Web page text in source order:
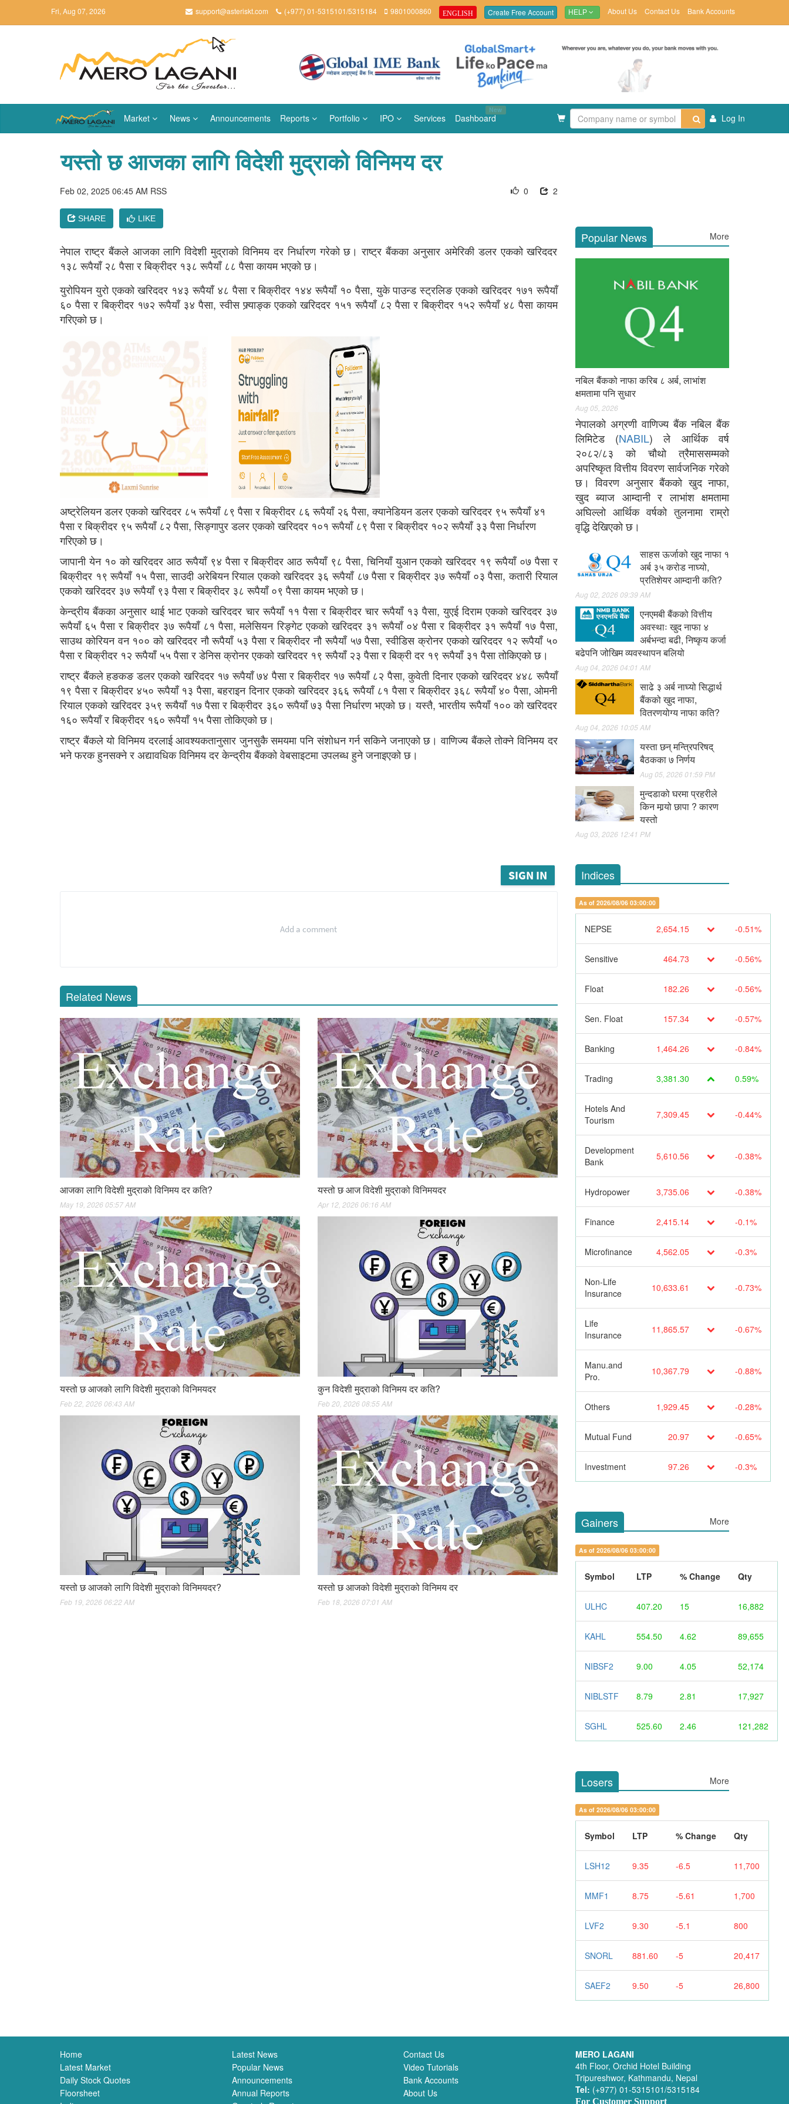
Fri, Aug 07, 2026 support@asteriskt.com (+977) 01-5315101/5315184 9801000860 ENGLISH Create Free Account HELP About Us Contact Us Bank Accounts
Market News Announcements Reports Portfolio IPO Services Dashboard
New
Log In
यस्तो छ आजका लागि विदेशी मुद्राको विनिमय दर
Feb 02, 2025 06:45 AM RSS 2
0
SHARE LIKE
नेपाल राष्ट्र बैंकले आजका लागि विदेशी मुद्राको विनिमय दर निर्धारण गरेको छ। राष्ट्र बैंकका अनुसार अमेरिकी डलर एकको खरिददर
१३८ रूपैयाँ २८ पैसा र बिक्रीदर १३८ रूपैयाँ ८८ पैसा कायम भएको छ।
युरोपियन युरो एकको खरिददर १४३ रूपैयाँ ४८ पैसा र बिक्रीदर १४४ रूपैयाँ १० पैसा, युके पाउन्ड स्ट्रलिङ एकको खरिददर १७१ रूपैयाँ
६० पैसा र बिक्रीदर १७२ रूपैयाँ ३४ पैसा, स्वीस फ्र्याङ्क एकको खरिददर १५१ रूपैयाँ ८२ पैसा र बिक्रीदर १५२ रूपैयाँ ४८ पैसा कायम
गरिएको छ।
अष्ट्रेलियन डलर एकको खरिददर ८५ रूपैयाँ ८९ पैसा र बिक्रीदर ८६ रूपैयाँ २६ पैसा, क्यानेडियन डलर एकको खरिददर ९५ रूपैयाँ ४१
पैसा र बिक्रीदर ९५ रूपैयाँ ८२ पैसा, सिङ्गापुर डलर एकको खरिददर १०१ रूपैयाँ ८९ पैसा र बिक्रीदर १०२ रूपैयाँ ३३ पैसा निर्धारण
गरिएको छ।
जापानी येन १० को खरिददर आठ रूपैयाँ ९४ पैसा र बिक्रीदर आठ रूपैयाँ ९८ पैसा, चिनियाँ युआन एकको खरिददर १९ रूपैयाँ ०७ पैसा र
बिक्रीदर १९ रूपैयाँ १५ पैसा, साउदी अरेबियन रियाल एकको खरिददर ३६ रूपैयाँ ८७ पैसा र बिक्रीदर ३७ रूपैयाँ ०३ पैसा, कतारी रियाल
एकको खरिददर ३७ रूपैयाँ ९३ पैसा र बिक्रीदर ३८ रूपैयाँ ०९ पैसा कायम भएको छ।
केन्द्रीय बैंकका अनुसार थाई भाट एकको खरिददर चार रूपैयाँ ११ पैसा र बिक्रीदर चार रूपैयाँ १३ पैसा, युएई दिराम एकको खरिददर ३७
रूपैयाँ ६५ पैसा र बिक्रीदर ३७ रूपैयाँ ८१ पैसा, मलेसियन रिङ्गेट एकको खरिददर ३१ रूपैयाँ ०४ पैसा र बिक्रीदर ३१ रूपैयाँ १७ पैसा,
साउथ कोरियन वन १०० को खरिददर नौ रूपैयाँ ५३ पैसा र बिक्रीदर नौ रूपैयाँ ५७ पैसा, स्वीडिस क्रोनर एकको खरिददर १२ रूपैयाँ ५०
पैसा र बिक्रीदर १२ रूपैयाँ ५५ पैसा र डेनिस क्रोनर एकको खरिददर १९ रूपैयाँ २३ पैसा र बिक्री दर १९ रूपैयाँ ३१ पैसा तोकिएको छ।
राष्ट्र बैंकले हङकङ डलर एकको खरिददर १७ रूपैयाँ ७४ पैसा र बिक्रीदर १७ रूपैयाँ ८२ पैसा, कुवेती दिनार एकको खरिददर ४४८ रूपैयाँ
१९ पैसा र बिक्रीदर ४५० रूपैयाँ १३ पैसा, बहराइन दिनार एकको खरिददर ३६६ रूपैयाँ ८१ पैसा र बिक्रीदर ३६८ रूपैयाँ ४० पैसा, ओमनी
रियाल एकको खरिददर ३५९ रूयैयाँ १७ पैसा र बिक्रीदर ३६० रूपैयाँ ७३ पैसा निर्धारण भएको छ। यस्तै, भारतीय रूपैयाँ १०० को खरिददर
१६० रूपैयाँ र बिक्रीदर १६० रूपैयाँ १५ पैसा तोकिएको छ।
राष्ट्र बैंकले यो विनिमय दरलाई आवश्यकतानुसार जुनसुकै समयमा पनि संशोधन गर्न सकिने जनाएको छ। वाणिज्य बैंकले तोक्ने विनिमय दर
भने फरक हुनसक्ने र अद्यावधिक विनिमय दर केन्द्रीय बैंकको वेबसाइटमा उपलब्ध हुने जनाइएको छ।
SIGN IN
Add a comment
Related News
आजका लागि विदेशी मुद्राको विनिमय दर कति?
May 19, 2026 05:57 AM
यस्तो छ आज विदेशी मुद्राको विनिमयदर
Apr 12, 2026 06:16 AM
यस्तो छ आजको लागि विदेशी मुद्राको विनिमयदर
Feb 22, 2026 06:43 AM
कुन विदेशी मुद्राको विनिमय दर कति?
Feb 20, 2026 08:55 AM
यस्तो छ आजको लागि विदेशी मुद्राको विनिमयदर?
Feb 19, 2026 06:22 AM
यस्तो छ आजको विदेशी मुद्राको विनिमय दर
Feb 18, 2026 07:01 AM
Popular News More
नबिल बैंकको नाफा करिब ८ अर्ब, लाभांश
क्षमतामा पनि सुधार
Aug 05, 2026
नेपालको अग्रणी वाणिज्य बैंक नबिल बैंक
लिमिटेड (NABIL) ले आर्थिक वर्ष
२०८२/८३ को चौथो त्रैमाससम्मको
अपरिष्कृत वित्तीय विवरण सार्वजनिक गरेको
छ। विवरण अनुसार बैंकको खुद नाफा,
खुद ब्याज आम्दानी र लाभांश क्षमतामा
अघिल्लो आर्थिक वर्षको तुलनामा राम्रो
वृद्धि देखिएको छ।
साहस ऊर्जाको खुद नाफा १
अर्ब ३५ करोड नाघ्यो,
प्रतिशेयर आम्दानी कति?
Aug 02, 2026 09:39 AM
एनएमबी बैंकको वित्तीय
अवस्थाः खुद नाफा ४
अर्बभन्दा बढी, निष्कृय कर्जा
बढेपनि जोखिम व्यवस्थापन बलियो
Aug 04, 2026 04:01 AM
साढे ३ अर्ब नाघ्यो सिद्धार्थ
बैंकको खुद नाफा,
वितरणयोग्य नाफा कति?
Aug 04, 2026 10:05 AM
यस्ता छन् मन्त्रिपरिषद्
बैठकका ७ निर्णय
Aug 05, 2026 01:59 PM
मुन्दडाको घरमा प्रहरीले
किन मार्‍यो छापा ? कारण
यस्तो
Aug 03, 2026 12:41 PM
Indices
As of 2026/08/06 03:00:00
NEPSE 2,654.15 -0.51%
Sensitive 464.73 -0.56%
Float 182.26 -0.56%
Sen. Float 157.34 -0.57%
Banking 1,464.26 -0.84%
Trading 3,381.30 0.59%
Hotels And
Tourism
7,309.45 -0.44%
Development
Bank
5,610.56 -0.38%
Hydropower 3,735.06 -0.38%
Finance 2,415.14 -0.1%
Microfinance 4,562.05 -0.3%
Non-Life
Insurance
10,633.61 -0.73%
Life
Insurance
11,865.57 -0.67%
Manu.and
Pro.
10,367.79 -0.88%
Others 1,929.45 -0.28%
Mutual Fund 20.97 -0.65%
Investment 97.26 -0.3%
Gainers More
As of 2026/08/06 03:00:00
Symbol LTP % Change Qty
ULHC 407.20 15 16,882
KAHL 554.50 4.62 89,655
NIBSF2 9.00 4.05 52,174
NIBLSTF 8.79 2.81 17,927
SGHL 525.60 2.46 121,282
Losers More
As of 2026/08/06 03:00:00
Symbol LTP % Change Qty
LSH12 9.35 -6.5 11,700
MMF1 8.75 -5.61 1,700
LVF2 9.30 -5.1 800
SNORL 881.60 -5 20,417
SAEF2 9.50 -5 26,800
Home
Latest Market
Daily Stock Quotes
Floorsheet
Latest News
Popular News
Announcements
Annual Reports
Contact Us
Video Tutorials
Bank Accounts
About Us
MERO LAGANI
4th Floor, Orchid Hotel Building
Tripureshwor, Kathmandu, Nepal
Tel: (+977) 01-5315101/5315184
For Customer Support